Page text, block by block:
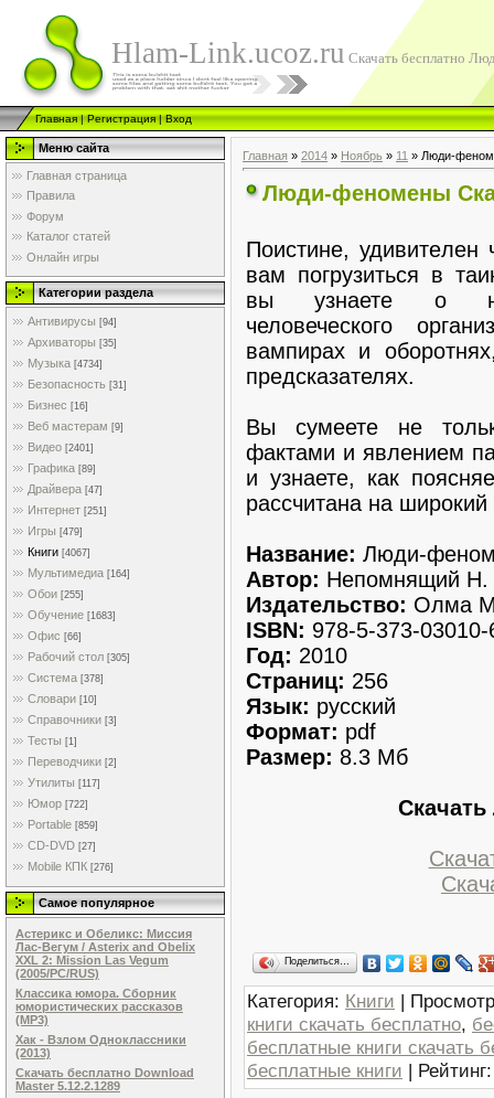
Hlam-Link.ucoz.ru Скачать бесплатно
Главная|Регистрация|Вход
Меню сайта
Главная страница
Правила
Форум
Каталог статей
Онлайн игры
Категории раздела
Антивирусы [94]
Архиваторы [35]
Музыка [4734]
Безопасность [31]
Бизнес [16]
Веб мастерам [9]
Видео [2401]
Графика [89]
Драйвера [47]
Интернет [251]
Игры [479]
Книги [4067]
Мультимедиа [164]
Обои [255]
Обучение [1683]
Офис [66]
Рабочий стол [305]
Система [378]
Словари [10]
Справочники [3]
Тесты [1]
Переводчики [2]
Утилиты [117]
Юмор [722]
Portable [859]
CD-DVD [27]
Mobile КПК [276]
Самое популярное
Астерикс и Обеликс: Миссия
Лас-Вегум / Asterix and Obelix
XXL 2: Mission Las Vegum
(2005/PC/RUS)
Классика юмора. Сборник
юмористических рассказов
(MP3)
Хак - Взлом Одноклассники
(2013)
Скачать бесплатно Download
Master 5.12.2.1289
Главная » 2014 » Ноябрь » 11 » Люди-
Люди-феномены
Поистине, удивитeлен
вам погpузиться в
вы узнаете о
человеческого
вампирах и
предсказателях.
Вы сyмеете не
фактами и явлением
и узнаете, как
рассчитанa на широкий
Название: Люди-
Автор: Непoмнящий Н.
Издатeльcтво: Олма
ISBN: 978-5-373-03010-
Год: 2010
Страниц: 256
Язык: русский
Формат: pdf
Размeр: 8.3 Мб
Поделиться…
Категория: Книги |
книги скачать бесплатно,
бесплатные книги скачать
бесплатные книги | Рейтинг